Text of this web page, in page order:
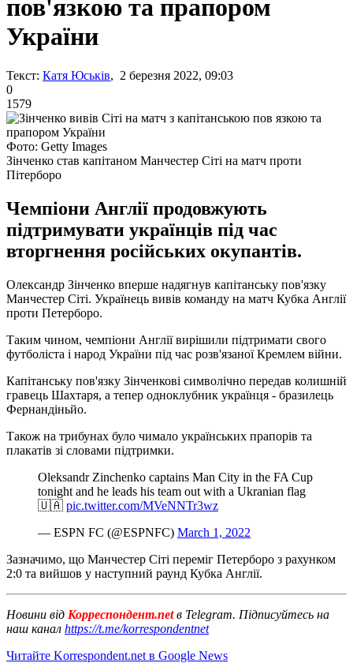
пов'язкою та прапором
України
Текст: Катя Юськів, 2 березня 2022, 09:03
0
1579
Фото: Getty Images
Зінченко став капітаном Манчестер Сіті на матч проти
Пітерборо
Чемпіони Англії продовжують
підтримувати українців під час
вторгнення російських окупантів.
Олександр Зінченко вперше надягнув капітанську пов'язку
Манчестер Сіті. Українець вивів команду на матч Кубка Англії
проти Петерборо.
Таким чином, чемпіони Англії вирішили підтримати свого
футболіста і народ України під час розв'язаної Кремлем війни.
Капітанську пов'язку Зінченкові символічно передав колишній
гравець Шахтаря, а тепер одноклубник українця - бразилець
Фернандіньйо.
Також на трибунах було чимало українських прапорів та
плакатів зі словами підтримки.
Oleksandr Zinchenko captains Man City in the FA Cup
tonight and he leads his team out with a Ukranian flag
🇺🇦 pic.twitter.com/MVeNNTr3wz
— ESPN FC (@ESPNFC) March 1, 2022
Зазначимо, що Манчестер Сіті переміг Петерборо з рахунком
2:0 та вийшов у наступний раунд Кубка Англії.
Новини від Корреспондент.netв Telegram. Підписуйтесь на
наш канал https://t.me/korrespondentnet
Читайте Korrespondent.net в Google News